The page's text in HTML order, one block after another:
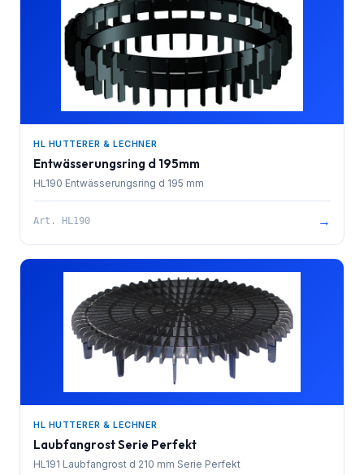
HL HUTTERER & LECHNER
Entwässerungsring d 195mm
HL190 Entwässerungsring d 195 mm
Art. HL190 →
HL HUTTERER & LECHNER
Laubfangrost Serie Perfekt
HL191 Laubfangrost d 210 mm Serie Perfekt